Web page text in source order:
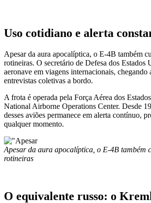
Uso cotidiano e alerta
Apesar da aura apocalíptica, o E-4B também
rotineiras. O secretário de Defesa dos Estados
aeronave em viagens internacionais, chegando
entrevistas coletivas a bordo.
A frota é operada pela Força Aérea dos
National Airborne Operations Center. Desde
desses aviões permanece em alerta contínuo,
qualquer momento.
Apesar da aura apocalíptica, o E-4B também
rotineiras
O equivalente russo: o